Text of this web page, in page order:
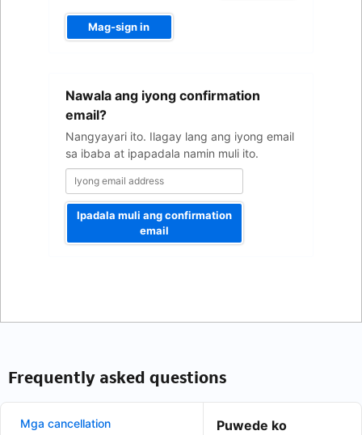
Mag-sign in
Nawala ang iyong confirmation
email?
Nangyayari ito. Ilagay lang ang iyong email
sa ibaba at ipapadala namin muli ito.
address
Ipadala muli ang confirmation
email
Frequently asked questions
Mga cancellation
Puwede ko